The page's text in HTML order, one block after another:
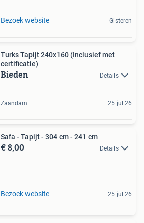
Bezoek website Gisteren
Turks Tapijt 240x160 (Inclusief met
certificatie)
Bieden Details
Zaandam 25 jul 26
Safa - Tapijt - 304 cm - 241 cm
€ 8,00 Details
Bezoek website 25 jul 26